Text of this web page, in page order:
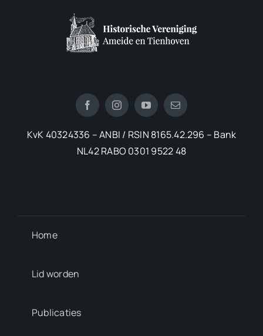
KvK 40324336 – ANBI / RSIN 8165.42.296 – Bank
NL42 RABO 0301 9522 48
Home
Lid worden
Publicaties